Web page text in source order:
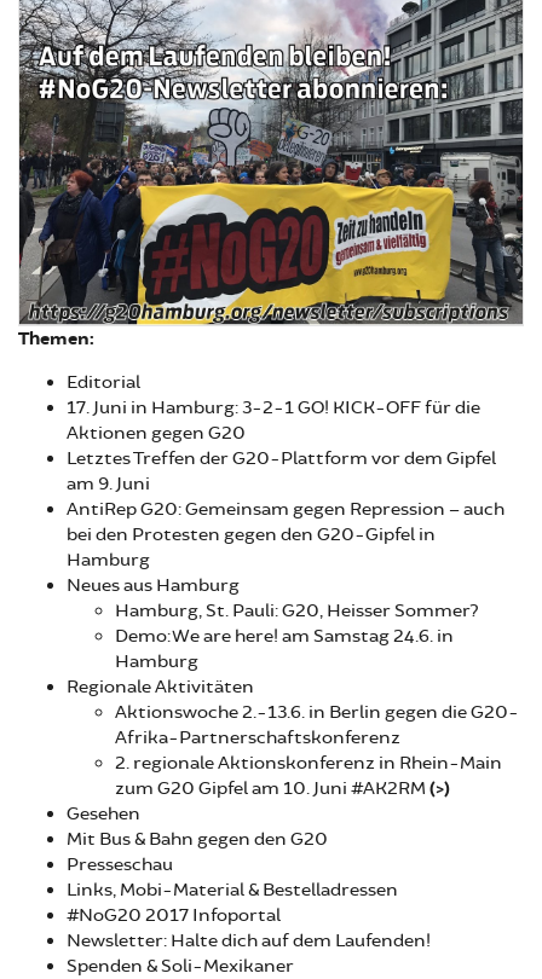
Themen:
Editorial
17. Juni in Hamburg: 3-2-1 GO! KICK-OFF für die
Aktionen gegen G20
Letztes Treffen der G20-Plattform vor dem Gipfel
am 9. Juni
AntiRep G20: Gemeinsam gegen Repression – auch
bei den Protesten gegen den G20-Gipfel in
Hamburg
Neues aus Hamburg
Hamburg, St. Pauli: G20, Heisser Sommer?
Demo: We are here! am Samstag 24.6. in
Hamburg
Regionale Aktivitäten
Aktionswoche 2.-13.6. in Berlin gegen die G20-
Afrika-Partnerschaftskonferenz
2. regionale Aktionskonferenz in Rhein-Main
zum G20 Gipfel am 10. Juni #AK2RM (>)
Gesehen
Mit Bus & Bahn gegen den G20
Presseschau
Links, Mobi-Material & Bestelladressen
#NoG20 2017 Infoportal
Newsletter: Halte dich auf dem Laufenden!
Spenden & Soli-Mexikaner